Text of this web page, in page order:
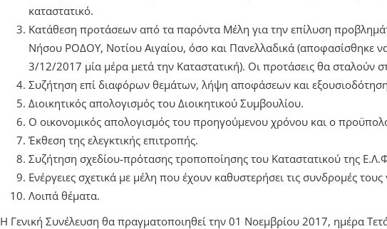
καταστατικό.
Κατάθεση προτάσεων από τα παρόντα Μέλη για την επίλυση
Νήσου ΡΟΔΟΥ, Νοτίου Αιγαίου, όσο και Πανελλαδικά (αποφασίσθηκε
3/12/2017 μία μέρα μετά την Καταστατική). Οι προτάσεις θα σταλούν
Συζήτηση επί διαφόρων θεμάτων, λήψη αποφάσεων και
Διοικητικός απολογισμός του Διοικητικού Συμβουλίου.
Ο οικονομικός απολογισμός του προηγούμενου χρόνου και ο
Έκθεση της ελεγκτικής επιτροπής.
Συζήτηση σχεδίου-πρότασης τροποποίησης του Καταστατικού της
Ενέργειες σχετικά με μέλη που έχουν καθυστερήσει τις συνδρομές
Λοιπά θέματα.
Η Γενική Συνέλευση θα πραγματοποιηθεί την 01 Νοεμβρίου 2017, ημέρα